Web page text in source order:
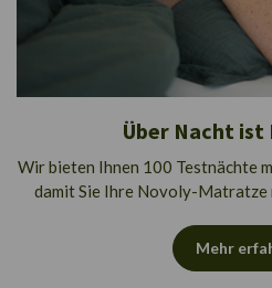
Über Nacht
Wir bieten Ihnen 100 Testnächte
damit Sie Ihre Novoly-Matratze
Mehr